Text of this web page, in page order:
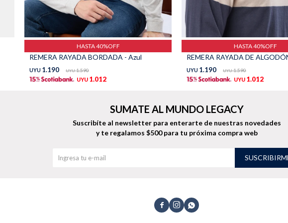
HASTA 40%OFF
REMERA RAYADA BORDADA - Azul
UYU 1.190 UYU 1.590
UYU 1.012
HASTA 40%OFF
REMERA RAYADA DE
UYU 1.190 UYU 1.590
UYU 1.012
  
SUMATE AL MUNDO LEGACY
Suscribíte al newsletter para enterarte de nuestras novedades
y te regalamos $500 para tu próxima compra web